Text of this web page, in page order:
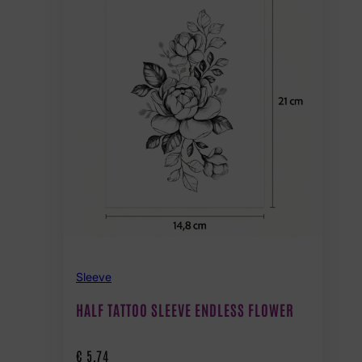
Sleeve
HALF TATTOO SLEEVE ENDLESS FLOWER
€ 5,74